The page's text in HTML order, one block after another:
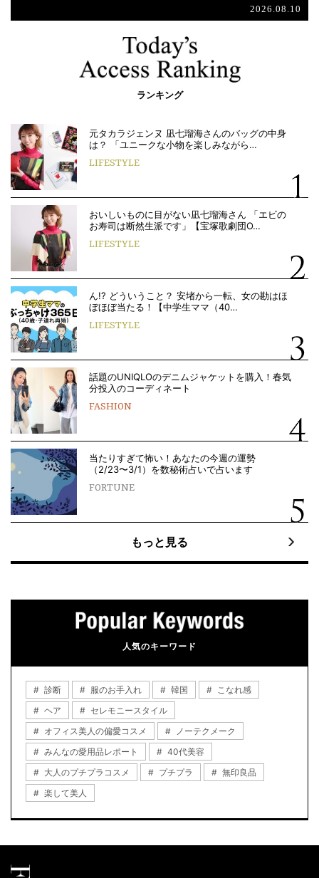
2026.08.10
ランキング
元タカラジェンヌ 凪七瑠海さんのバッグの中身
は？ 「ユニークな小物を楽しみながら…
LIFESTYLE
おいしいものに目がない凪七瑠海さん 「エビの
お寿司は断然生派です」【宝塚歌劇団O…
LIFESTYLE
ん!? どういうこと？ 安堵から一転、女の勘はほ
ぼほぼ当たる！【中学生ママ（40…
LIFESTYLE
話題のUNIQLOのデニムジャケットを購入！春気
分投入のコーディネート
FASHION
当たりすぎて怖い！あなたの今週の運勢
（2/23〜3/1）を数秘術占いで占います
FORTUNE
もっと見る
人気のキーワード
診断 服のお手入れ 韓国
こなれ感
ヘア
セレモニースタイル
オフィス美人の偏愛コスメ
ノーテクメーク
みんなの愛用品レポート
40代美容
大人のプチプラコスメ
プチプラ
無印良品
楽して美人